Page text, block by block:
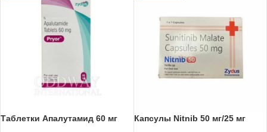
Таблетки Апалутамид 60 мг Капсулы Nitnib 50 мг/25 мг